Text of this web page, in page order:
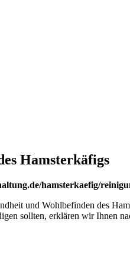
Hamsterkäfigs
hamsterkaefig/
und Wohlbefinden des
sollten, erklären wir Ihnen